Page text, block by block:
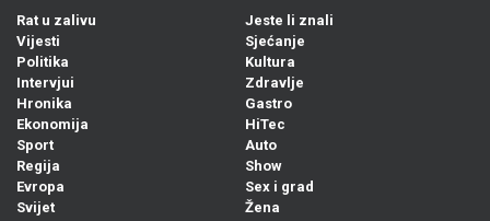
Rat u zalivu
Vijesti
Politika
Intervjui
Hronika
Ekonomija
Sport
Regija
Evropa
Svijet
Jeste li znali
Sjećanje
Kultura
Zdravlje
Gastro
HiTec
Auto
Show
Sex i grad
Žena